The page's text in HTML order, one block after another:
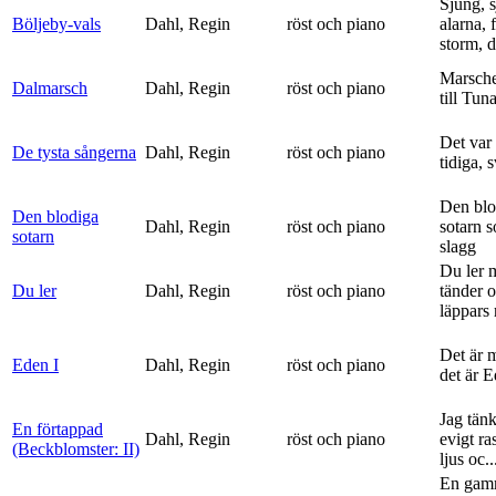
Böljeby-vals Dahl, Regin röst och piano
alarna,
storm,
Dalmarsch Dahl, Regin röst och piano
till Tuna
De tysta sångerna Dahl, Regin röst och piano
Det var
tidiga,
Den blodiga
sotarn
Dahl, Regin röst och piano
Den
sotarn
slagg
Du ler Dahl, Regin röst och piano
Du ler
tänder
läppars
Eden I Dahl, Regin röst och piano
Det är
det är
En förtappad
(Beckblomster: II)
Dahl, Regin röst och piano
Jag
evigt
ljus
En